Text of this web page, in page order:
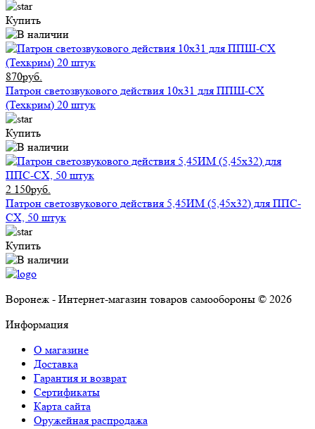
Купить
870руб.
Патрон светозвукового действия 10x31 для ППШ-СХ
(Техкрим) 20 штук
Купить
2 150руб.
Патрон светозвукового действия 5,45ИМ (5,45x32) для ППС-
СХ, 50 штук
Купить
Воронеж - Интернет-магазин товаров самообороны © 2026
Информация
О магазине
Доставка
Гарантия и возврат
Сертификаты
Карта сайта
Оружейная распродажа